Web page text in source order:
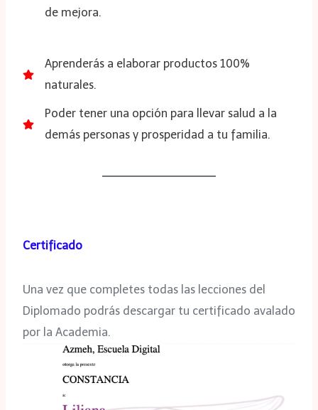
de mejora.
Aprenderás a elaborar productos 100%
naturales.
Poder tener una opción para llevar salud a la
demás personas y prosperidad a tu familia.
Certificado
Una vez que completes todas las lecciones del
Diplomado podrás descargar tu certificado avalado
por la Academia.